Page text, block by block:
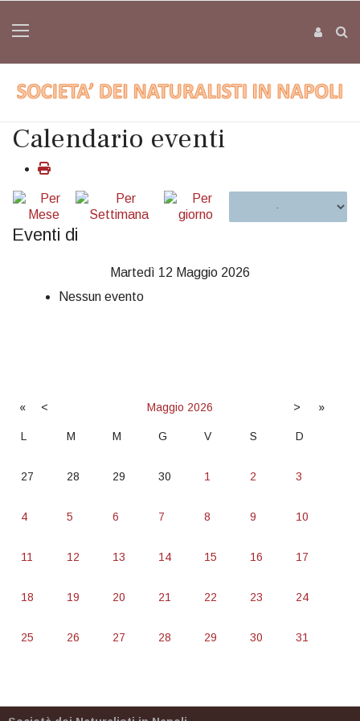
Calendario eventi
Eventi di
Martedì 12 Maggio 2026
Nessun evento
« < Maggio 2026 > »
L M M G V S D
27 28 29 30 1 2 3
4 5 6 7 8 9 10
11 12 13 14 15 16 17
18 19 20 21 22 23 24
25 26 27 28 29 30 31